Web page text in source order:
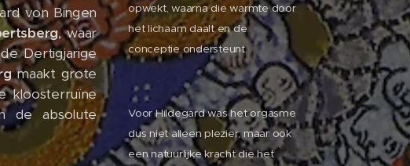
von Bingen
, waar
Dertigjarige
maakt grote
kloosterruïne
de absolute
opwekt, waarna die warmte door
het lichaam daalt en de
conceptie ondersteunt.
Voor Hildegard was het orgasme
dus niet alleen plezier, maar ook
een natuurlijke kracht die het